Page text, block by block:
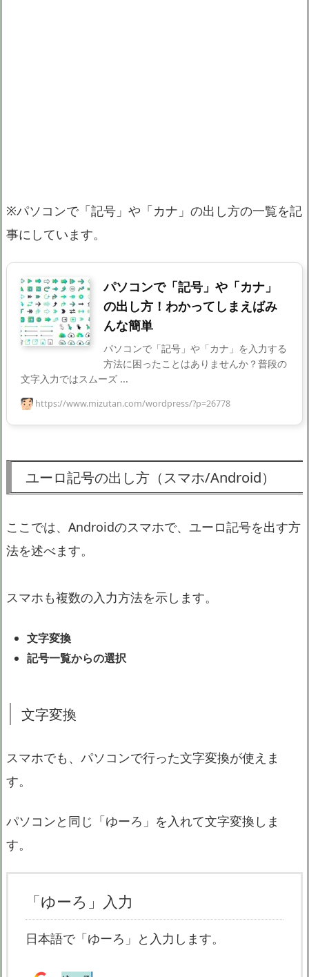
※パソコンで「記号」や「カナ」の出し方の一覧を記
事にしています。
パソコンで「記号」や「カナ」
の出し方！わかってしまえばみ
んな簡単
パソコンで「記号」や「カナ」を入力する
方法に困ったことはありませんか？普段の
文字入力ではスムーズ ...
https://www.mizutan.com/wordpress/?p=26778
ユーロ記号の出し方（スマホ/Android）
ここでは、Androidのスマホで、ユーロ記号を出す方
法を述べます。
スマホも複数の入力方法を示します。
文字変換
記号一覧からの選択
文字変換
スマホでも、パソコンで行った文字変換が使えま
す。
パソコンと同じ「ゆーろ」を入れて文字変換しま
す。
「ゆーろ」入力
日本語で「ゆーろ」と入力します。